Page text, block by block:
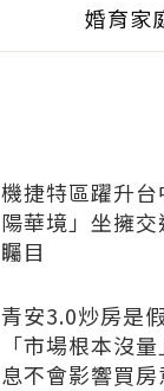
婚育家
機捷特區躍升
陽華境」坐擁
矚目
青安3.0炒房是
「市場根本沒
息不會影響買房